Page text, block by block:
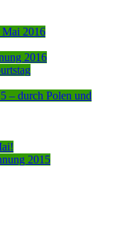
Mai 2016
2016
– durch Polen und
2015